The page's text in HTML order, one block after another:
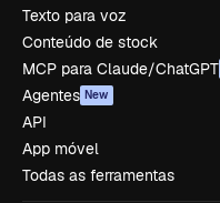
Texto para voz
Conteúdo de stock
MCP para Claude/ChatGPT
Agentes New
API
App móvel
Todas as ferramentas